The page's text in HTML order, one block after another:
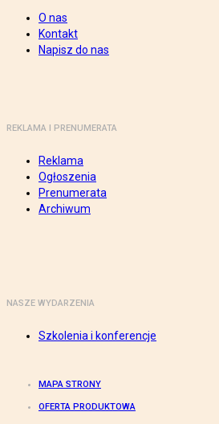
O nas
Kontakt
Napisz do nas
REKLAMA I PRENUMERATA
Reklama
Ogłoszenia
Prenumerata
Archiwum
NASZE WYDARZENIA
Szkolenia i konferencje
MAPA STRONY
OFERTA PRODUKTOWA